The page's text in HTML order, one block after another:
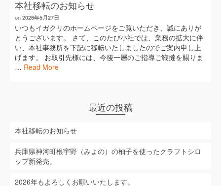
本社移転のお知らせ
on 2026年5月27日
いつもイガクリのホームページをご覧いただき、誠にありが
とうございます。 さて、このたび小社では、業務の拡大に伴
い、本社事務所を下記に移転いたしましたのでご案内申し上
げます。 お取引先様には、今後一層のご指導ご鞭撻を賜りま
… Read More
最近の投稿
本社移転のお知らせ
兵庫県神河町根宇野（みよの）の柚子を使ったクラフトシロ
ップ新発売。
2026年もよろしくお願いいたします。